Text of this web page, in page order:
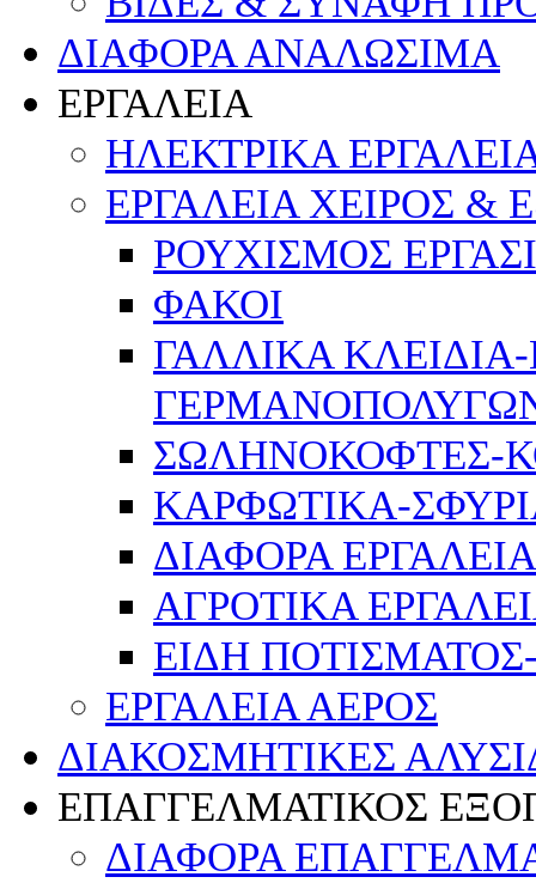
ΔΙΑΦΟΡΑ ΑΝΑΛΩΣΙΜΑ
ΕΡΓΑΛΕΙΑ
ΗΛΕΚΤΡΙΚΑ
ΕΡΓΑΛΕΙΑ ΧΕΙΡΟΣ &
ΡΟΥΧΙΣΜΟΣ
ΦΑΚΟΙ
ΓΑΛΛΙΚΑ
ΣΩΛΗΝΟΚΟΦΤΕΣ-
ΚΑΡΦΩΤΙΚΑ-
ΔΙΑΦΟΡΑ
ΑΓΡΟΤΙΚΑ
ΕΙΔΗ
ΕΡΓΑΛΕΙΑ ΑΕΡΟΣ
ΔΙΑΚΟΣΜΗΤΙΚΕΣ
ΕΠΑΓΓΕΛΜΑΤΙΚΟΣ
ΔΙΑΦΟΡΑ